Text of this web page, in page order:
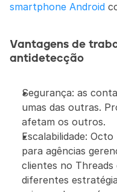
smartphone Android
Vantagens de
antidetecção
Segurança: as
umas das outras.
afetam os outros.
Escalabilidade:
para agências
clientes no
diferentes